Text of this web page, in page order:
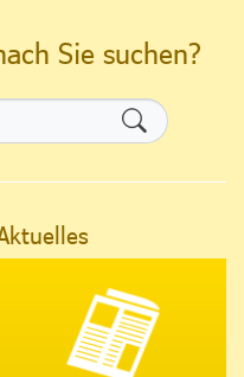
Sie suchen?